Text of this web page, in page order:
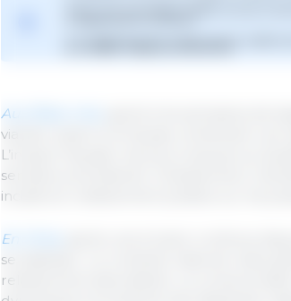
Aux États-Unis,
viande repart à la hausse, entraînant une
L’impact haussier est plus marqué au
semaine précédente. Globalement,
incidence relativement positive sur les
En Chine
, après une érosion continue
se stabiliser. Le contexte national reste
relativement abondante. La